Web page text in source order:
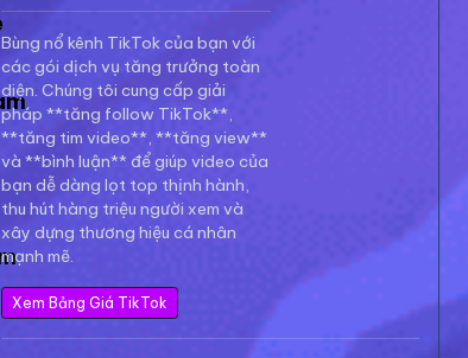
Bùng nổ kênh TikTok của bạn với
các gói dịch vụ tăng trưởng toàn
diện. Chúng tôi cung cấp giải
pháp **tăng follow TikTok**,
**tăng tim video**, **tăng view**
và **bình luận** để giúp video của
bạn dễ dàng lọt top thịnh hành,
thu hút hàng triệu người xem và
xây dựng thương hiệu cá nhân
mạnh mẽ.
Xem Bảng Giá TikTok